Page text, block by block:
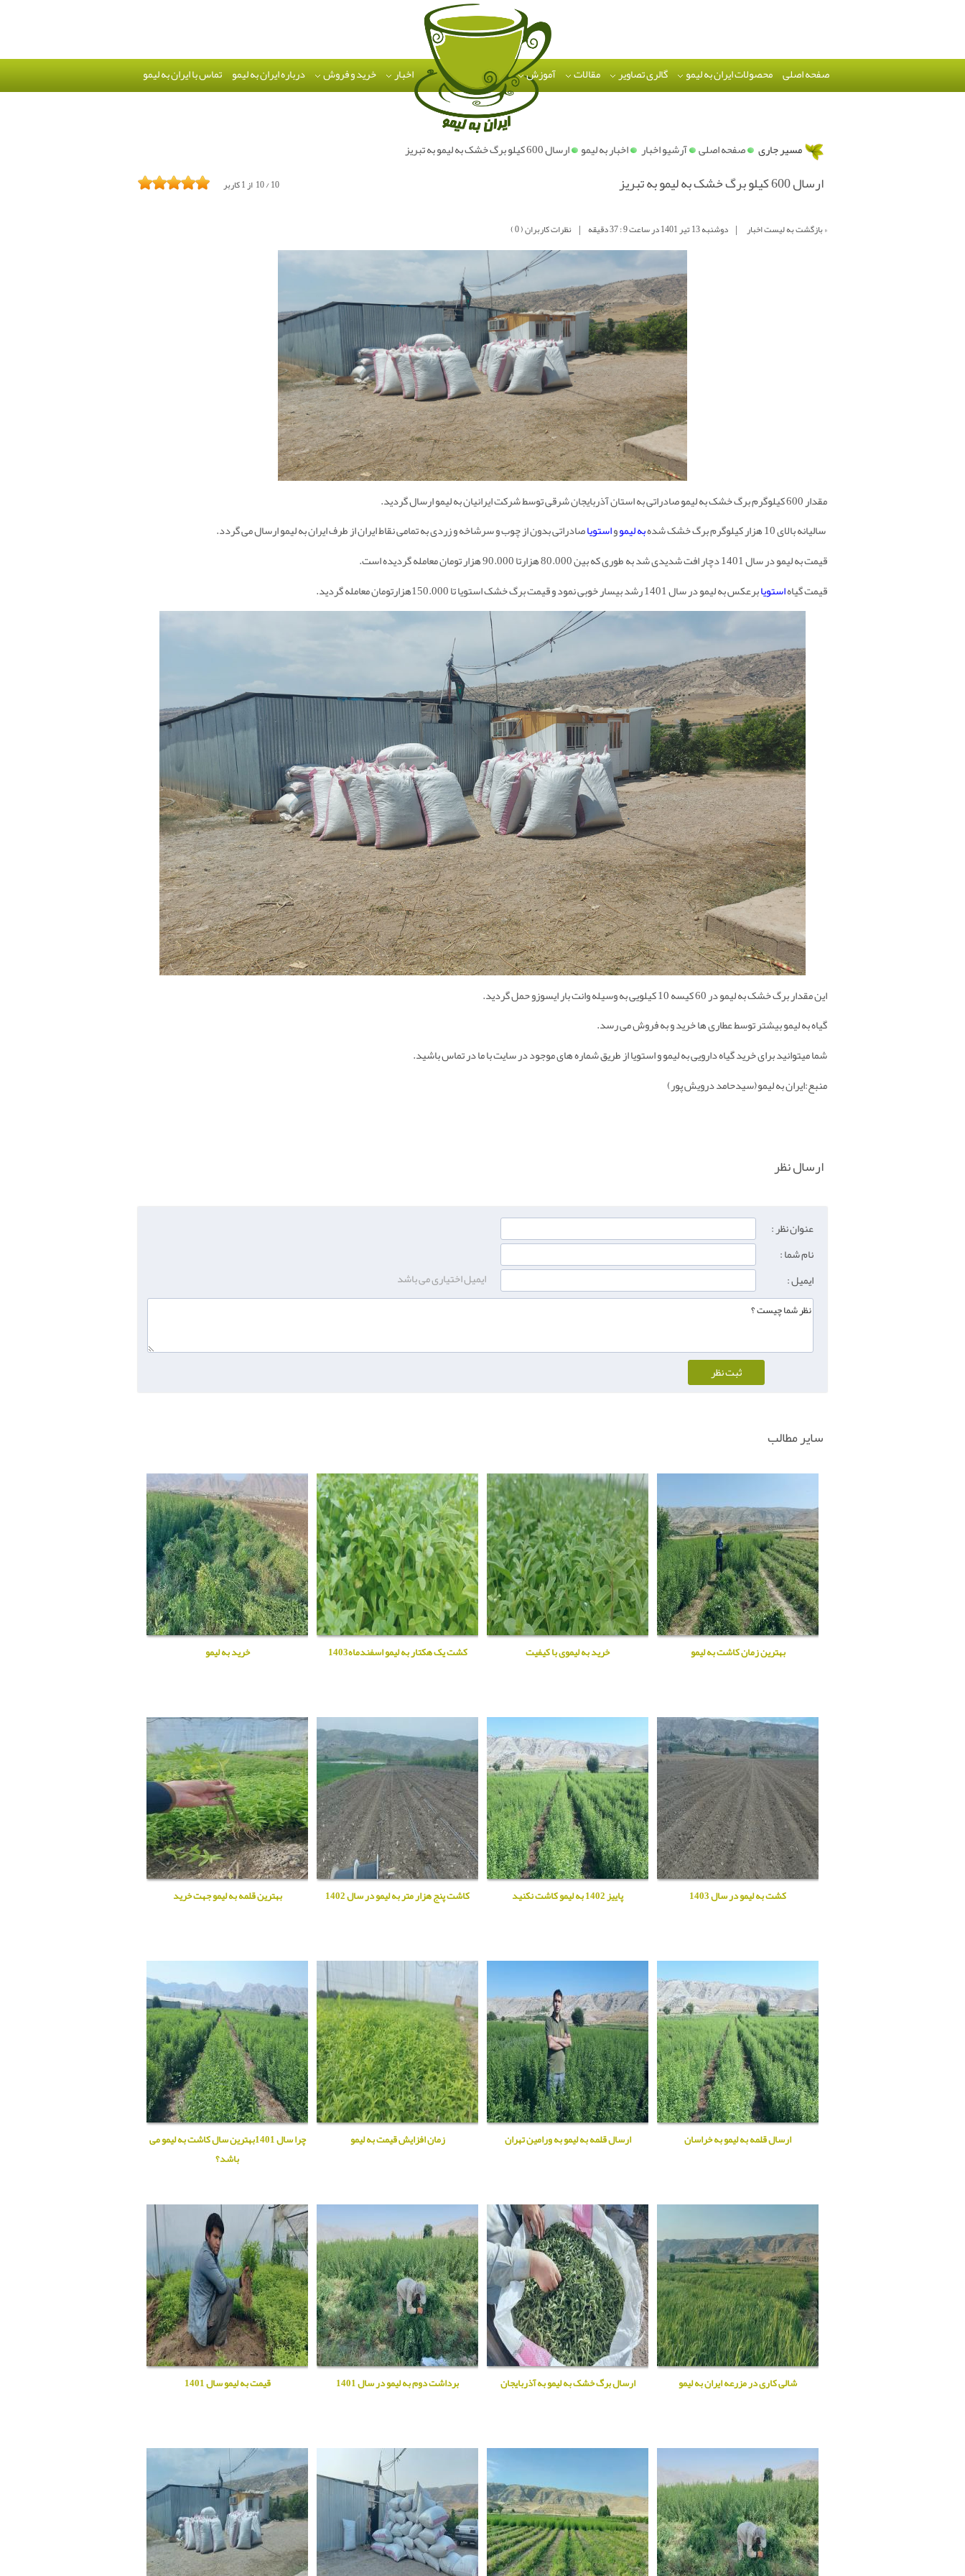
صفحه اصلی محصولات ایران به لیمو گالری تصاویر مقالات تماس با ایران به لیمو درباره ایران به لیمو خرید و فروش اخبار آموزش
مسیر جاری » صفحه اصلی آرشیو اخبار اخبار به لیمو ارسال 600 کیلو برگ خشک به لیمو به تبریز
ارسال 600 کیلو برگ خشک به لیمو به تبریز 10/10 از1کاربر
« بازگشت به لیست اخبار | دوشنبه 13 تير 1401 در ساعت 9 : 37 دقیقه | نظرات کاربران ( 0 )
مقدار 600 کیلوگرم برگ خشک به لیمو صادراتی به استان آذربایجان شرقی توسط شرکت ایرانیان به لیمو ارسال گردید.
سالیانه بالای 10 هزار کیلوگرم برگ خشک شده
به لیموواستویاصادراتی بدون از چوب و سرشاخه و زردی به تمامی نقاط ایران از طرف ایران به لیمو ارسال می گردد.
قیمت به لیمو در سال 1401 دچار افت شدیدی شد به طوری که بین 80.000 هزارتا 90.000 هزار تومان معامله گردیده است.
قیمت گیاهاستویابرعکس به لیمو در سال 1401 رشد بیسار خوبی نمود و قیمت برگ خشک استویا تا 150.000هزارتومان معامله گردید.
این مقدار برگ خشک به لیمو در 60 کیسه 10 کیلویی به وسیله وانت بار ایسوزو حمل گردید.
گیاه به لیمو بیشتر توسط عطاری ها خرید و به فروش می رسد.
شما میتوانید برای خرید گیاه دارویی به لیمو و استویا از طریق شماره های موجود در سایت با ما در تماس باشید.
منبع:ایران به لیمو(سیدحامد درویش پور)
ارسال نظر
عنوان نظر :
نام شما :
ایمیل :
ایمیل اختیاری می باشد
سایر مطالب
بهترین زمان کاشت به لیمو خرید به لیموی با کیفیت کشت یک هکتار به لیمو اسفندماه1403 خرید به لیمو
کشت به لیمو در سال 1403 پاییز 1402 به لیمو کاشت نکنید کاشت پنج هزار متر به لیمو در سال 1402 بهترین قلمه به لیمو جهت خرید
ارسال قلمه به لیمو به خراسان ارسال قلمه به لیمو به ورامین تهران زمان افزایش قیمت به لیمو
چرا سال 1401بهترین سال کاشت به لیمو می
باشد؟
شالی کاری در مزرعه ایران به لیمو ارسال برگ خشک به لیمو به آذربایجان برداشت دوم به لیمو در سال 1401 قیمت به لیمو سال 1401